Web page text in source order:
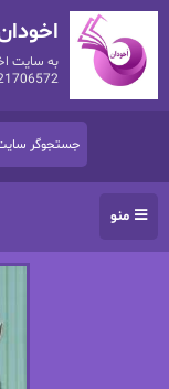
به سایت
منو